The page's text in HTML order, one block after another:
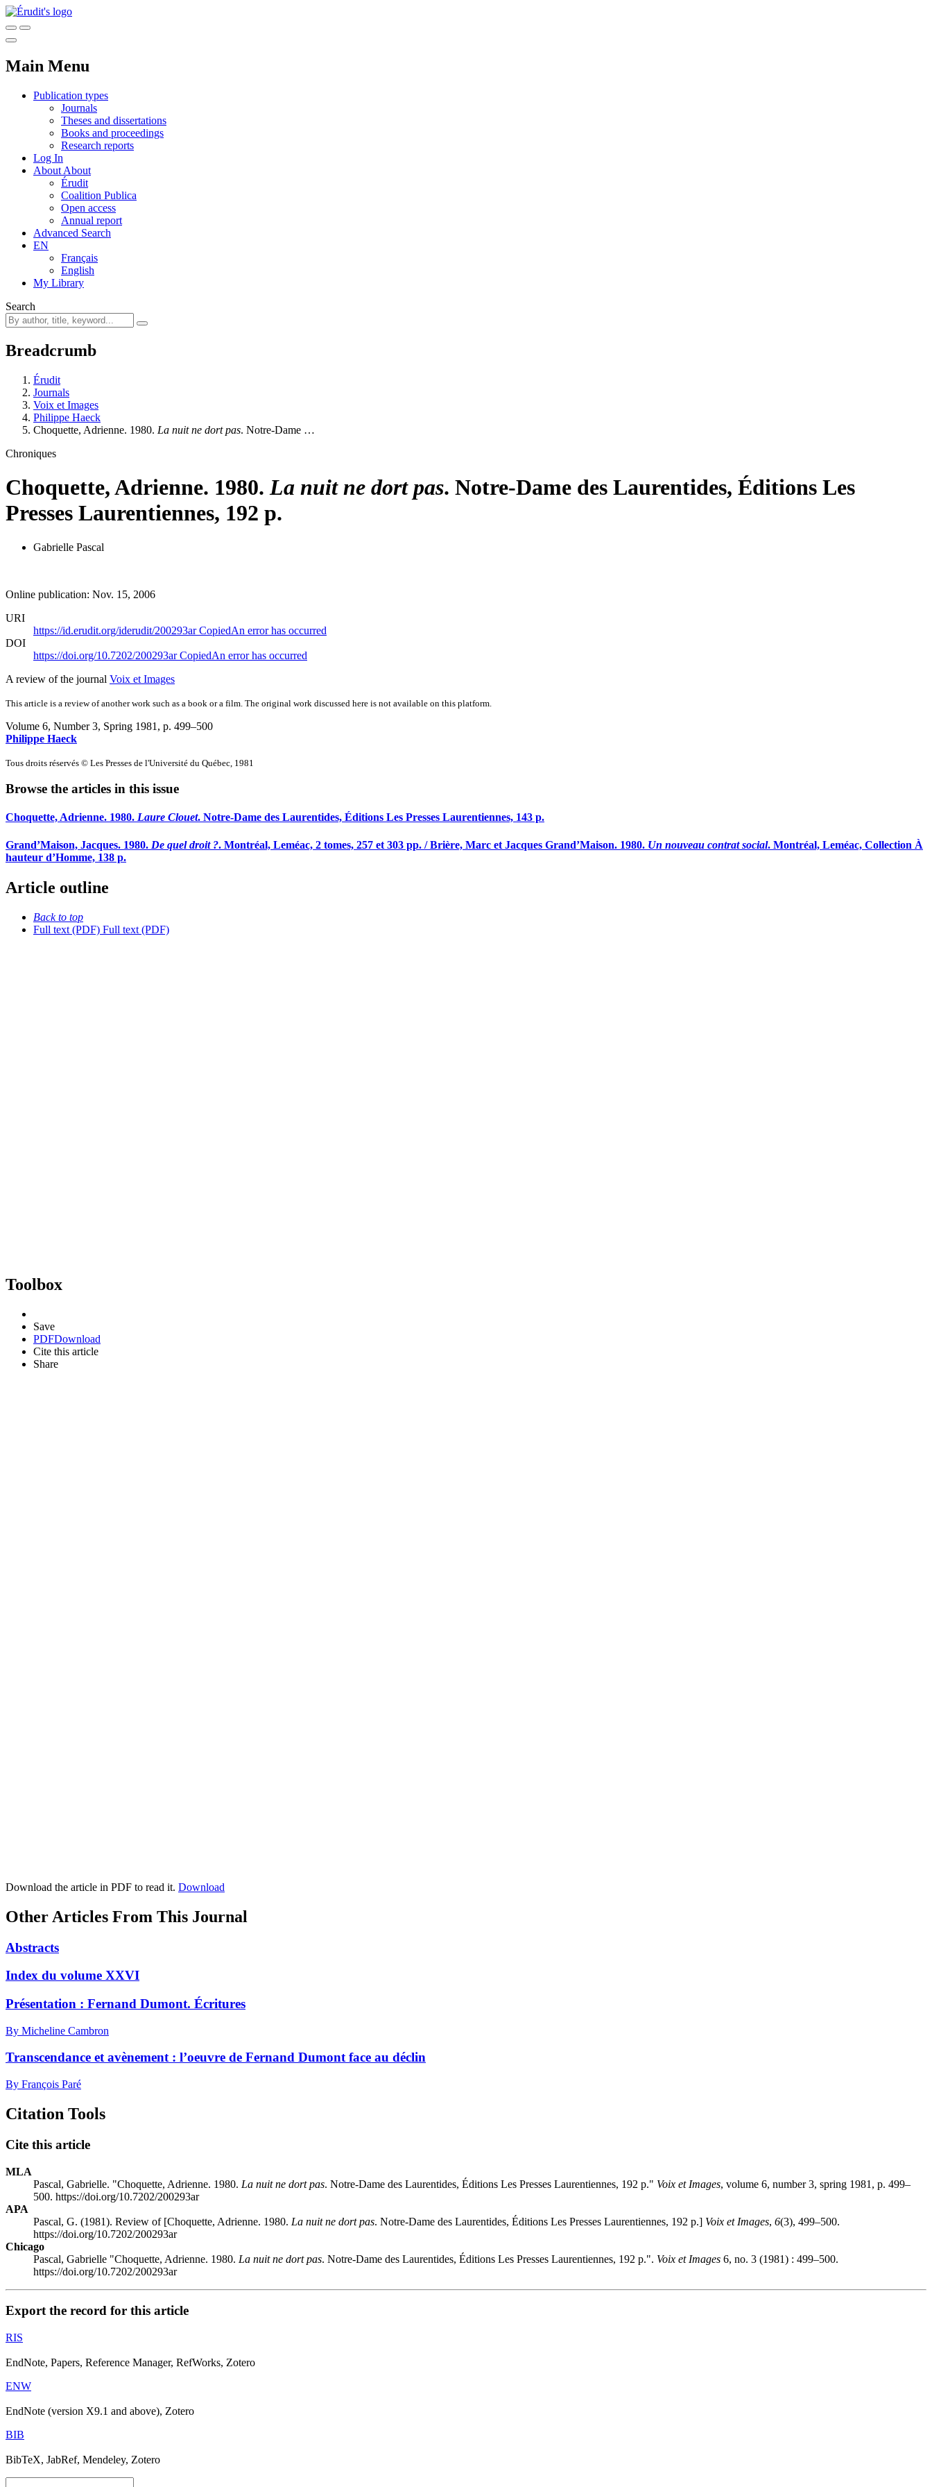
Main Menu
Publication types
Journals
Theses and dissertations
Books and proceedings
Research reports
Log In
About About
Érudit
Coalition Publica
Open access
Annual report
Advanced Search
EN
Français
English
My Library
Search
Breadcrumb
Érudit
Journals
Voix et Images
Philippe Haeck
Choquette, Adrienne. 1980. La nuit ne dort pas. Notre-Dame …
Chroniques
Choquette, Adrienne. 1980. La nuit ne dort pas. Notre-Dame des Laurentides, Éditions Les
Presses Laurentiennes, 192 p.
Gabrielle Pascal
Online publication: Nov. 15, 2006
URI
https://id.erudit.org/iderudit/200293arCopiedAn error has occurred
DOI
https://doi.org/10.7202/200293arCopiedAn error has occurred
A review of the journal Voix et Images
This article is a review of another work such as a book or a film. The original work discussed here is not available on this platform.
Volume 6, Number 3, Spring 1981 , p. 499–500
Philippe Haeck
Tous droits réservés © Les Presses de l'Université du Québec, 1981
Browse the articles in this issue
Choquette, Adrienne. 1980. Laure Clouet. Notre-Dame des Laurentides, Éditions Les Presses Laurentiennes, 143 p.
Grand’Maison, Jacques. 1980. De quel droit ?. Montréal, Leméac, 2 tomes, 257 et 303 pp. / Brière, Marc et Jacques Grand’Maison. 1980. Un nouveau contrat social. Montréal, Leméac, Collection À
hauteur d’Homme, 138 p.
Article outline
Back to top
Full text (PDF) Full text (PDF)
Toolbox
Save
PDFDownload
Cite this article
Share
Download the article in PDF to read it. Download
Other Articles From This Journal
Abstracts
Index du volume XXVI
Présentation : Fernand Dumont. Écritures
By Micheline Cambron
Transcendance et avènement : l’oeuvre de Fernand Dumont face au déclin
By François Paré
Citation Tools
Cite this article
MLA
Pascal, Gabrielle. "Choquette, Adrienne. 1980. La nuit ne dort pas. Notre-Dame des Laurentides, Éditions Les Presses Laurentiennes, 192 p." Voix et Images, volume 6, number 3, spring 1981, p. 499–
500. https://doi.org/10.7202/200293ar
APA
Pascal, G. (1981). Review of [Choquette, Adrienne. 1980. La nuit ne dort pas. Notre-Dame des Laurentides, Éditions Les Presses Laurentiennes, 192 p.] Voix et Images, 6(3), 499–500.
https://doi.org/10.7202/200293ar
Chicago
Pascal, Gabrielle "Choquette, Adrienne. 1980. La nuit ne dort pas. Notre-Dame des Laurentides, Éditions Les Presses Laurentiennes, 192 p.". Voix et Images 6, no. 3 (1981) : 499–500.
https://doi.org/10.7202/200293ar
Export the record for this article
RIS
EndNote, Papers, Reference Manager, RefWorks, Zotero
ENW
EndNote (version X9.1 and above), Zotero
BIB
BibTeX, JabRef, Mendeley, Zotero